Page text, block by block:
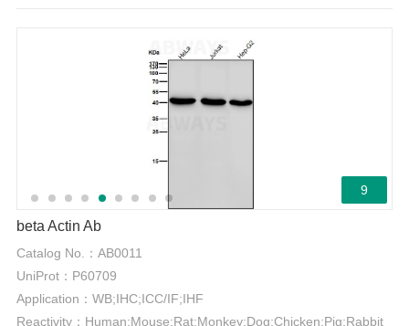
9
beta Actin Ab
Catalog No.： AB0011
UniProt： P60709
Application： WB;IHC;ICC/IF;IHF
Reactivity： Human;Mouse;Rat;Monkey;Dog;Chicken;Pig;Rabbit